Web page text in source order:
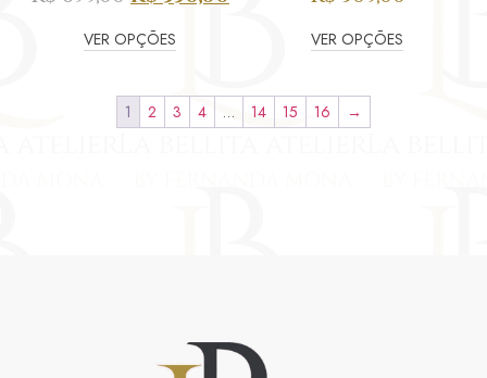
VER OPÇÕES VER OPÇÕES
1 2 3 4 … 14 15 16 →